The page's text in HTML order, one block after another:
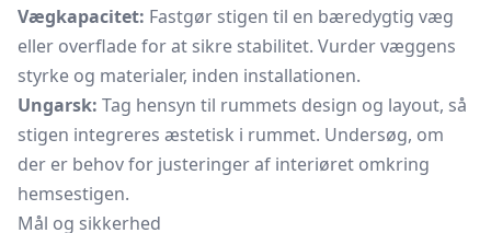
Vægkapacitet: Fastgør stigen til en bæredygtig væg
eller overflade for at sikre stabilitet. Vurder væggens
styrke og materialer, inden installationen.
Ungarsk: Tag hensyn til rummets design og layout, så
stigen integreres æstetisk i rummet. Undersøg, om
der er behov for justeringer af interiøret omkring
hemsestigen.
Mål og sikkerhed